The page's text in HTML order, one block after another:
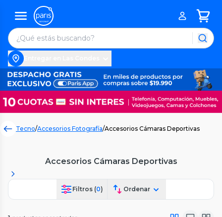
Tecno/Accesorios Fotografía/Accesorios Cámaras Deportivas
Accesorios Cámaras Deportivas
Filtros (0) Ordenar